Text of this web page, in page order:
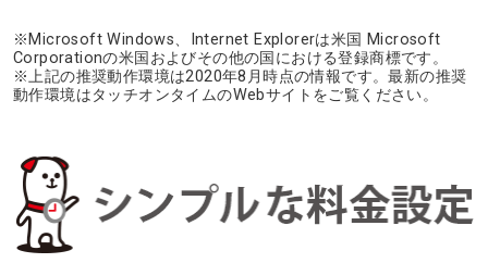
※Microsoft Windows、Internet Explorerは米国 Microsoft
Corporationの米国およびその他の国における登録商標です。
※上記の推奨動作環境は2020年8月時点の情報です。最新の推奨
動作環境はタッチオンタイムのWebサイトをご覧ください。